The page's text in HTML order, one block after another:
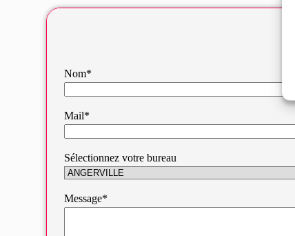
Nom*
Mail*
Sélectionnez votre bureau
Message*